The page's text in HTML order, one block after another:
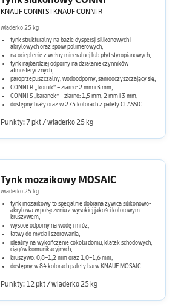
KNAUF CONNI S I KNAUF CONNI R
wiaderko 25 kg
tynk strukturalny na bazie dyspersji silikonowych i
akrylowych oraz spoiw polimerowych,
na ocieplenie z wełny mineralnej lub płyt styropianowych,
tynk najbardziej odporny na działanie czynników
atmosferycznych,
paroprzepuszczalny, wodoodporny, samooczyszczający się,
CONNI R „ kornik” – ziarno: 2 mm i 3 mm,
CONNI S „baranek” – ziarno: 1,5 mm, 2 mm i 3 mm,
dostępny biały oraz w 275 kolorach z palety CLASSIC.
Punkty: 7 pkt / wiaderko 25 kg
Tynk mozaikowy MOSAIC
wiaderko 25 kg
tynk mozaikowy to specjalnie dobrana żywica silikonowo-
akrylowa w połączeniu z wysokiej jakości kolorowym
kruszywem,
wysoce odporny na wodę i mróz,
łatwy do mycia i szorowania,
idealny na wykończenie cokołu domu, klatek schodowych,
ciągów komunikacyjnych,
kruszywo: 0,8–1,2 mm oraz 1,0–1,6 mm,
dostępny w 84 kolorach palety barw KNAUF MOSAIC.
Punkty: 12 pkt / wiaderko 25 kg